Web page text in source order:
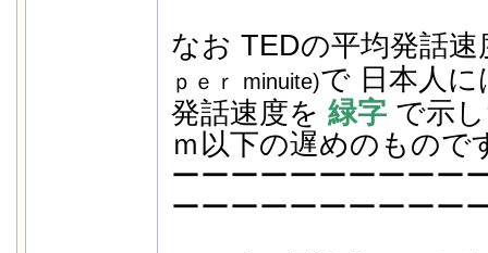
なお TEDの平均発話
ｐｅｒ minuite)で 日本人
発話速度を 緑字 で示
ｍ以下の遅めのもので
ーーーーーーーーーー
ーーーーーーーーーー